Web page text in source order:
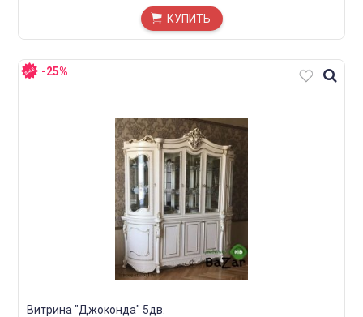
КУПИТЬ
-25%
Витрина "Джоконда" 5дв.